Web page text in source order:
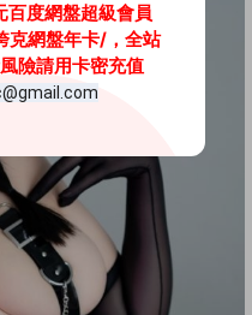
度網盤超級會員
克網盤年卡/ ，全站
險請用卡密充值